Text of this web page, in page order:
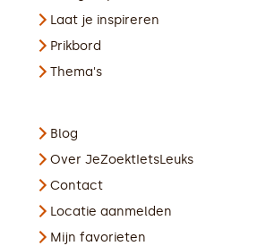
Laat je inspireren
Prikbord
Thema's
Blog
Over JeZoektIetsLeuks
Contact
Locatie aanmelden
Mijn favorieten